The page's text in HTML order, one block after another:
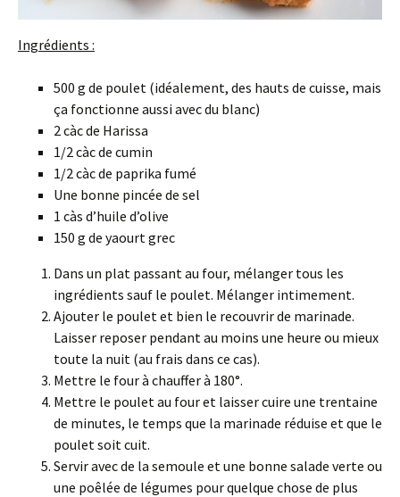
Ingrédients :
500 g de poulet (idéalement, des hauts de cuisse, mais
ça fonctionne aussi avec du blanc)
2 càc de Harissa
1/2 càc de cumin
1/2 càc de paprika fumé
Une bonne pincée de sel
1 càs d’huile d’olive
150 g de yaourt grec
Dans un plat passant au four, mélanger tous les
ingrédients sauf le poulet. Mélanger intimement.
Ajouter le poulet et bien le recouvrir de marinade.
Laisser reposer pendant au moins une heure ou mieux
toute la nuit (au frais dans ce cas).
Mettre le four à chauffer à 180°.
Mettre le poulet au four et laisser cuire une trentaine
de minutes, le temps que la marinade réduise et que le
poulet soit cuit.
Servir avec de la semoule et une bonne salade verte ou
une poêlée de légumes pour quelque chose de plus